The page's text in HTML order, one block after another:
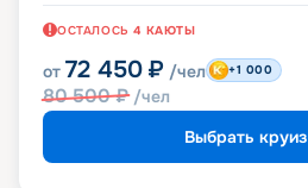
ОСТАЛОСЬ 4 КАЮТЫ
от 72 450 ₽ /чел
80 500₽ /чел
+1 000
Выбрать круиз